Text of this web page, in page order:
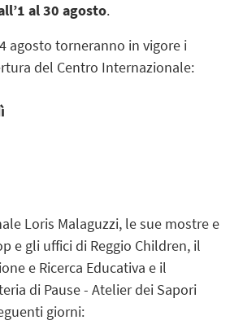
al 30 agosto.
agosto torneranno in vigore i
del Centro Internazionale:
Loris Malaguzzi, le sue mostre e
e gli uffici di Reggio Children, il
e Ricerca Educativa e il
di Pause - Atelier dei Sapori
giorni: